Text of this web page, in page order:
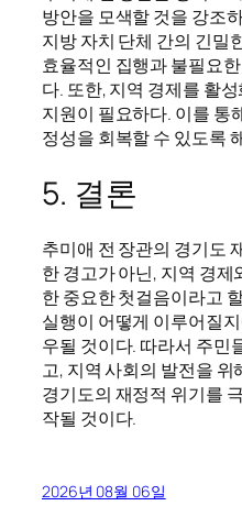
방안을 모색할 것을 강조
지방 자치 단체 간의 긴밀
효율적인 집행과 불필요
다. 또한, 지역 경제를 활
지원이 필요하다. 이를 통
정성을 회복할 수 있도록
5. 결론
추미애 전 장관의 경기도
한 경고가 아닌, 지역 경
한 중요한 첫걸음이라고
실행이 어떻게 이루어질
우될 것이다. 따라서 주민
고, 지역 사회의 발전을
경기도의 재정적 위기를
작될 것이다.
2026년 08월 06일